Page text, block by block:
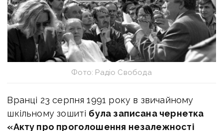
Фото: Радіо Свобода
Вранці 23 серпня 1991 року в звичайному
шкільному зошиті була записана чернетка
«Акту про проголошення незалежності